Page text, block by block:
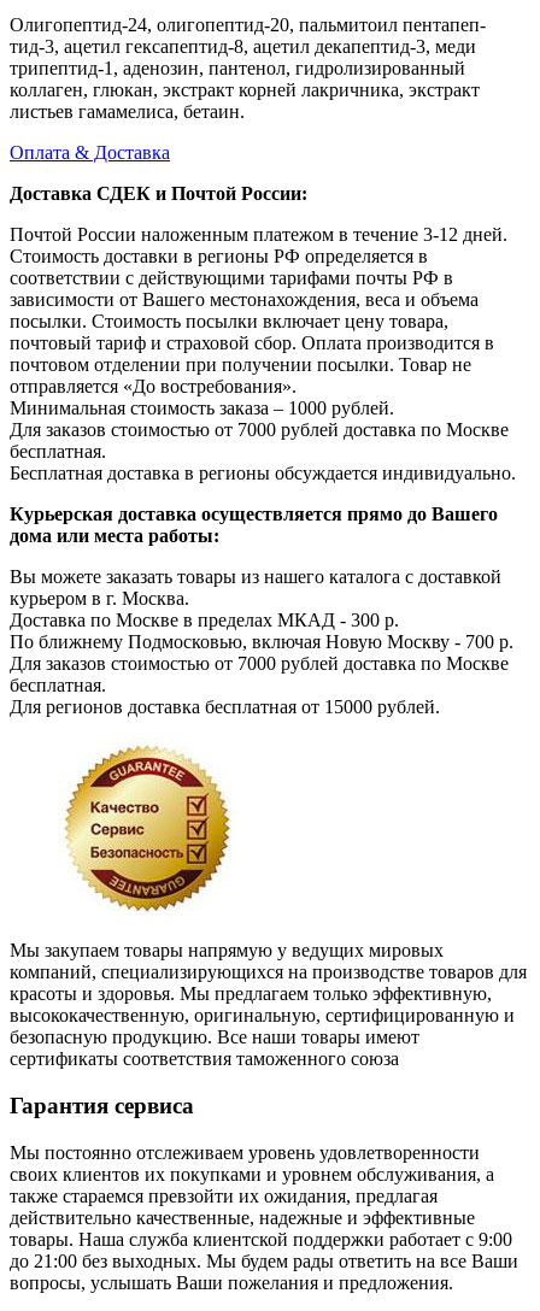
Олигопептид‑24, олигопептид‑20, пальмитоил пентапеп‑
тид‑3, ацетил гексапептид‑8, ацетил декапептид‑3, меди
трипептид‑1, аденозин, пантенол, гидролизированный
коллаген, глюкан, экстракт корней лакричника, экстракт
листьев гамамелиса, бетаин.
Оплата & Доставка
Доставка СДЕК и Почтой России:
Почтой России наложенным платежом в течение 3-12 дней.
Стоимость доставки в регионы РФ определяется в
соответствии с действующими тарифами почты РФ в
зависимости от Вашего местонахождения, веса и объема
посылки. Стоимость посылки включает цену товара,
почтовый тариф и страховой сбор. Оплата производится в
почтовом отделении при получении посылки. Товар не
отправляется «До востребования».
Минимальная стоимость заказа – 1000 рублей.
Для заказов стоимостью от 7000 рублей доставка по Москве
бесплатная.
Бесплатная доставка в регионы обсуждается индивидуально.
Курьерская доставка осуществляется прямо до Вашего
дома или места работы:
Вы можете заказать товары из нашего каталога с доставкой
курьером в г. Москва.
Доставка по Москве в пределах МКАД - 300 р.
По ближнему Подмосковью, включая Новую Москву - 700 р.
Для заказов стоимостью от 7000 рублей доставка по Москве
бесплатная.
Для регионов доставка бесплатная от 15000 рублей.
Мы закупаем товары напрямую у ведущих мировых
компаний, специализирующихся на производстве товаров для
красоты и здоровья. Мы предлагаем только эффективную,
высококачественную, оригинальную, сертифицированную и
безопасную продукцию. Все наши товары имеют
сертификаты соответствия таможенного союза
Гарантия сервиса
Мы постоянно отслеживаем уровень удовлетворенности
своих клиентов их покупками и уровнем обслуживания, а
также стараемся превзойти их ожидания, предлагая
действительно качественные, надежные и эффективные
товары. Наша служба клиентской поддержки работает с 9:00
до 21:00 без выходных. Мы будем рады ответить на все Ваши
вопросы, услышать Ваши пожелания и предложения.